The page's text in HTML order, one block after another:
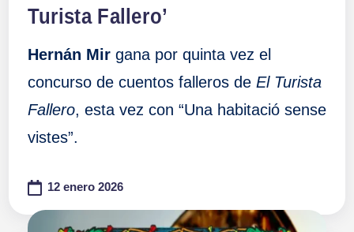
Turista Fallero’
Hernán Mirgana por quinta vez el
concurso de cuentos falleros de El Turista
Fallero, esta vez con “Una habitació sense
vistes”.
12 enero 2026